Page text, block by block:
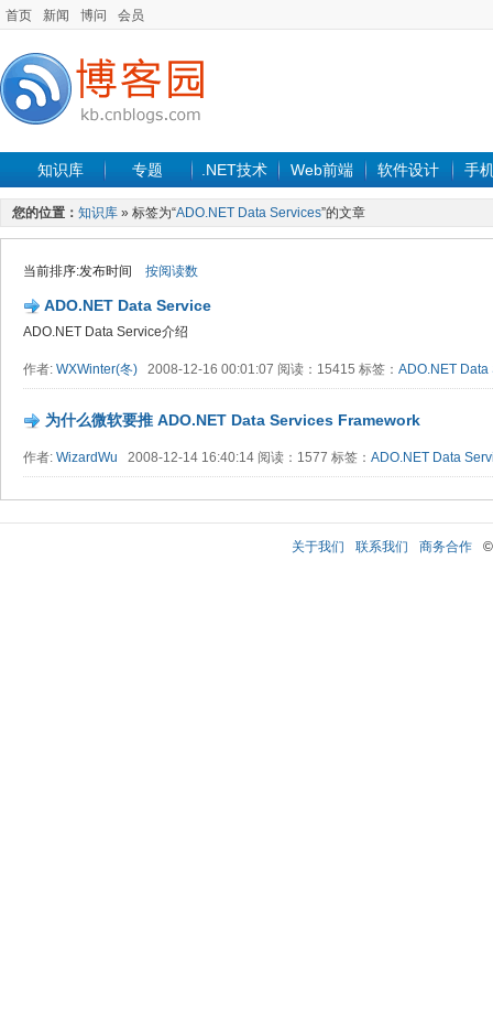
首页 新闻 博问 会员
知识库 专题 .NET技术 Web前端 软件设计 手
您的位置： 知识库 » 标签为“ADO.NET Data Services”的文章
当前排序:发布时间 按阅读数
ADO.NET Data Service
ADO.NET Data Service介绍
作者: WXWinter(冬) 2008-12-16 00:01:07 阅读：15415 标签： ADO.NET Data
为什么微软要推 ADO.NET Data Services Framework
作者: WizardWu 2008-12-14 16:40:14 阅读：1577 标签： ADO.NET Data
关于我们 联系我们 商务合作